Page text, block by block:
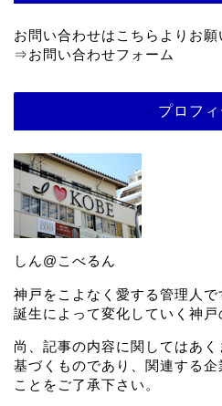
お問い合わせはこちらよりお願
⇒お問い合わせフォーム
プロフ
しん@こべるん
神戸をこよなく愛する管理人
誕生によって変化していく神戸
尚、記事の内容に関してはあ
基づくものであり、関連する
ことをご了承下さい。